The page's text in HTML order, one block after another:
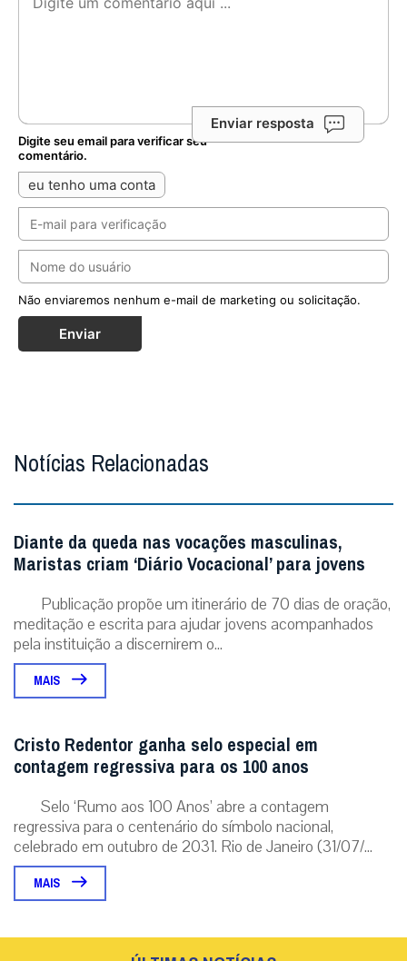
Enviar resposta
Digite seu email para verificar seu
comentário.
eu tenho uma conta
Não enviaremos nenhum e-mail de marketing ou solicitação.
Enviar
Notícias Relacionadas
Diante da queda nas vocações masculinas,
Maristas criam ‘Diário Vocacional’ para jovens
Publicação propõe um itinerário de 70 dias de oração,
meditação e escrita para ajudar jovens acompanhados
pela instituição a discernirem o...
MAIS
Cristo Redentor ganha selo especial em
contagem regressiva para os 100 anos
Selo ‘Rumo aos 100 Anos’ abre a contagem
regressiva para o centenário do símbolo nacional,
celebrado em outubro de 2031. Rio de Janeiro (31/07/...
MAIS